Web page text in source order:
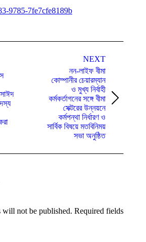
9785-7fe7cfe8189b
NEXT
Next
নন-লাইফ বীমা
কোম্পানীর চেয়ারম্যান
ও মুখ্য নির্বাহী
কর্মকর্তাগনের সঙ্গে বীমা
সেক্টরের উন্নয়নে
কর্মপন্থা নির্ধারণ ও
সার্বিক বিষয়ে মতবিনিময়
সভা অনুষ্ঠিত
will not be published. Required fields